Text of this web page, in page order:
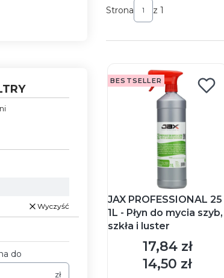
Wyczyść
do
zł
Strona z 1
BESTSELLER
JAX PROFESSIONAL 25
1L - Płyn do mycia szyb,
szkła i luster
Cena
17,84 zł
Cena
14,50 zł
DO KOSZYKA